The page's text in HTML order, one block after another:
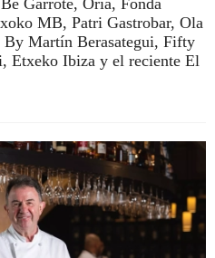
Garrote, Oria, Fonda
MB, Patri Gastrobar, Ola
Martín Berasategui, Fifty
Etxeko Ibiza y el reciente El